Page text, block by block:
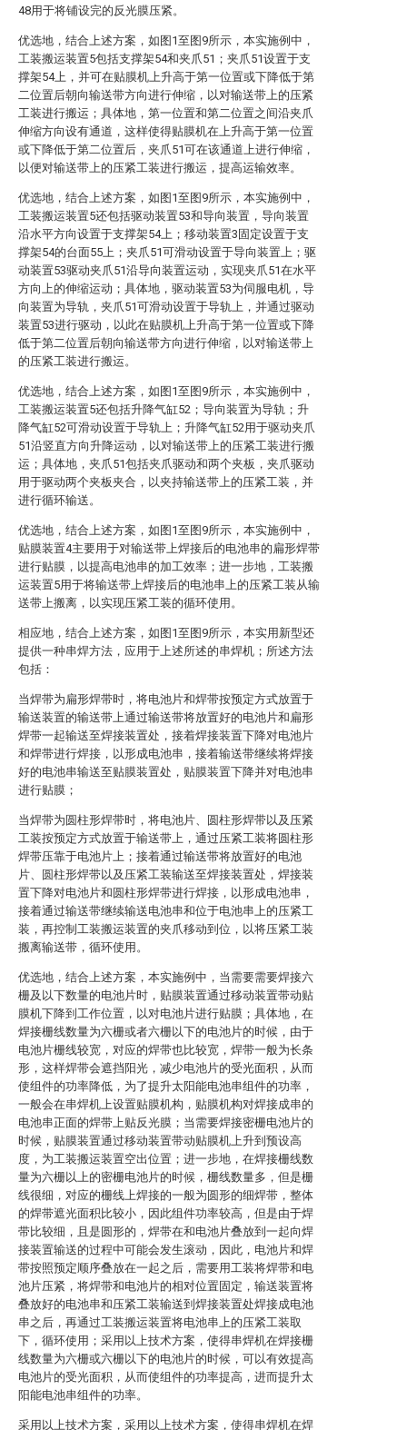
48用于将铺设完的反光膜压紧。
优选地，结合上述方案，如图1至图9所示，本实施例中，
工装搬运装置5包括支撑架54和夹爪51；夹爪51设置于支
撑架54上，并可在贴膜机上升高于第一位置或下降低于第
二位置后朝向输送带方向进行伸缩，以对输送带上的压紧
工装进行搬运；具体地，第一位置和第二位置之间沿夹爪
伸缩方向设有通道，这样使得贴膜机在上升高于第一位置
或下降低于第二位置后，夹爪51可在该通道上进行伸缩，
以便对输送带上的压紧工装进行搬运，提高运输效率。
优选地，结合上述方案，如图1至图9所示，本实施例中，
工装搬运装置5还包括驱动装置53和导向装置，导向装置
沿水平方向设置于支撑架54上；移动装置3固定设置于支
撑架54的台面55上；夹爪51可滑动设置于导向装置上；驱
动装置53驱动夹爪51沿导向装置运动，实现夹爪51在水平
方向上的伸缩运动；具体地，驱动装置53为伺服电机，导
向装置为导轨，夹爪51可滑动设置于导轨上，并通过驱动
装置53进行驱动，以此在贴膜机上升高于第一位置或下降
低于第二位置后朝向输送带方向进行伸缩，以对输送带上
的压紧工装进行搬运。
优选地，结合上述方案，如图1至图9所示，本实施例中，
工装搬运装置5还包括升降气缸52；导向装置为导轨；升
降气缸52可滑动设置于导轨上；升降气缸52用于驱动夹爪
51沿竖直方向升降运动，以对输送带上的压紧工装进行搬
运；具体地，夹爪51包括夹爪驱动和两个夹板，夹爪驱动
用于驱动两个夹板夹合，以夹持输送带上的压紧工装，并
进行循环输送。
优选地，结合上述方案，如图1至图9所示，本实施例中，
贴膜装置4主要用于对输送带上焊接后的电池串的扁形焊带
进行贴膜，以提高电池串的加工效率；进一步地，工装搬
运装置5用于将输送带上焊接后的电池串上的压紧工装从输
送带上搬离，以实现压紧工装的循环使用。
相应地，结合上述方案，如图1至图9所示，本实用新型还
提供一种串焊方法，应用于上述所述的串焊机；所述方法
包括：
当焊带为扁形焊带时，将电池片和焊带按预定方式放置于
输送装置的输送带上通过输送带将放置好的电池片和扁形
焊带一起输送至焊接装置处，接着焊接装置下降对电池片
和焊带进行焊接，以形成电池串，接着输送带继续将焊接
好的电池串输送至贴膜装置处，贴膜装置下降并对电池串
进行贴膜；
当焊带为圆柱形焊带时，将电池片、圆柱形焊带以及压紧
工装按预定方式放置于输送带上，通过压紧工装将圆柱形
焊带压靠于电池片上；接着通过输送带将放置好的电池
片、圆柱形焊带以及压紧工装输送至焊接装置处，焊接装
置下降对电池片和圆柱形焊带进行焊接，以形成电池串，
接着通过输送带继续输送电池串和位于电池串上的压紧工
装，再控制工装搬运装置的夹爪移动到位，以将压紧工装
搬离输送带，循环使用。
优选地，结合上述方案，本实施例中，当需要需要焊接六
栅及以下数量的电池片时，贴膜装置通过移动装置带动贴
膜机下降到工作位置，以对电池片进行贴膜；具体地，在
焊接栅线数量为六栅或者六栅以下的电池片的时候，由于
电池片栅线较宽，对应的焊带也比较宽，焊带一般为长条
形，这样焊带会遮挡阳光，减少电池片的受光面积，从而
使组件的功率降低，为了提升太阳能电池串组件的功率，
一般会在串焊机上设置贴膜机构，贴膜机构对焊接成串的
电池串正面的焊带上贴反光膜；当需要焊接密栅电池片的
时候，贴膜装置通过移动装置带动贴膜机上升到预设高
度，为工装搬运装置空出位置；进一步地，在焊接栅线数
量为六栅以上的密栅电池片的时候，栅线数量多，但是栅
线很细，对应的栅线上焊接的一般为圆形的细焊带，整体
的焊带遮光面积比较小，因此组件功率较高，但是由于焊
带比较细，且是圆形的，焊带在和电池片叠放到一起向焊
接装置输送的过程中可能会发生滚动，因此，电池片和焊
带按照预定顺序叠放在一起之后，需要用工装将焊带和电
池片压紧，将焊带和电池片的相对位置固定，输送装置将
叠放好的电池串和压紧工装输送到焊接装置处焊接成电池
串之后，再通过工装搬运装置将电池串上的压紧工装取
下，循环使用；采用以上技术方案，使得串焊机在焊接栅
线数量为六栅或六栅以下的电池片的时候，可以有效提高
电池片的受光面积，从而使组件的功率提高，进而提升太
阳能电池串组件的功率。
采用以上技术方案，采用以上技术方案，使得串焊机在焊